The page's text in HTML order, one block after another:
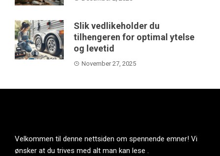
Slik vedlikeholder du
tilhengeren for optimal ytelse
og levetid
November 27, 2025
Velkommen til denne nettsiden om spennende emner! Vi
ønsker at du trives med alt man kan lese .